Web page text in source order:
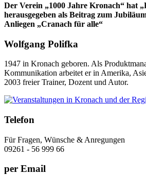
Der Verein „1000 Jahre Kronach“ hat
herausgegeben als Beitrag zum
Anliegen „Cranach für alle“
Wolfgang Polifka
1947 in Kronach geboren. Als
Kommunikation arbeitet er in Amerika,
2003 freier Trainer, Dozent und Autor.
Telefon
Für Fragen, Wünsche & Anregungen
09261 - 56 999 66
per Email